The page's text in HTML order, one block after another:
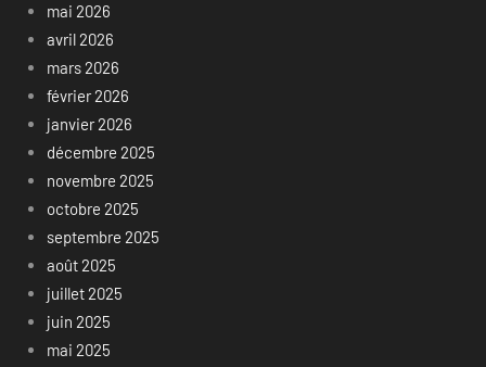
mai 2026
avril 2026
mars 2026
février 2026
janvier 2026
décembre 2025
novembre 2025
octobre 2025
septembre 2025
août 2025
juillet 2025
juin 2025
mai 2025